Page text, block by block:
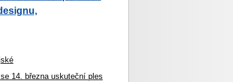
14. března uskuteční ples